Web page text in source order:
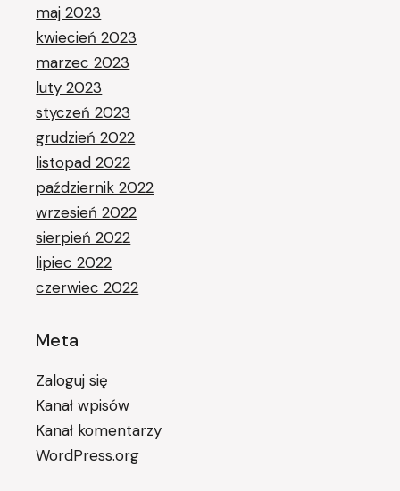
maj 2023
kwiecień 2023
marzec 2023
luty 2023
styczeń 2023
grudzień 2022
listopad 2022
październik 2022
wrzesień 2022
sierpień 2022
lipiec 2022
czerwiec 2022
Meta
Zaloguj się
Kanał wpisów
Kanał komentarzy
WordPress.org